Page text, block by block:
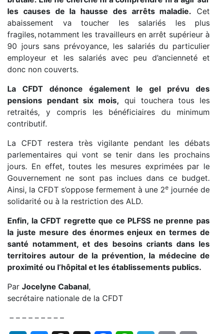
les causes de la hausse des arrêts maladie. Cet
abaissement va toucher les salariés les plus
fragiles, notamment les travailleurs en arrêt supérieur à
90 jours sans prévoyance, les salariés du particulier
employeur et les salariés avec peu d’ancienneté et
donc non couverts.
La CFDT dénonce également le gel prévu des
pensions pendant six mois, qui touchera tous les
retraités, y compris les bénéficiaires du minimum
contributif.
La CFDT restera très vigilante pendant les débats
parlementaires qui vont se tenir dans les prochains
jours. En effet, toutes les mesures exprimées par le
Gouvernement ne sont pas inclues dans ce budget.
Ainsi, la CFDT s’oppose fermement à une 2e journée de
solidarité ou à la restriction des ALD.
Enfin, la CFDT regrette que ce PLFSS ne prenne pas
la juste mesure des énormes enjeux en termes de
santé notamment, et des besoins criants dans les
territoires autour de la prévention, la médecine de
proximité ou l’hôpital et les établissements publics.
Par Jocelyne Cabanal,
secrétaire nationale de la CFDT
– – – – – – – – –